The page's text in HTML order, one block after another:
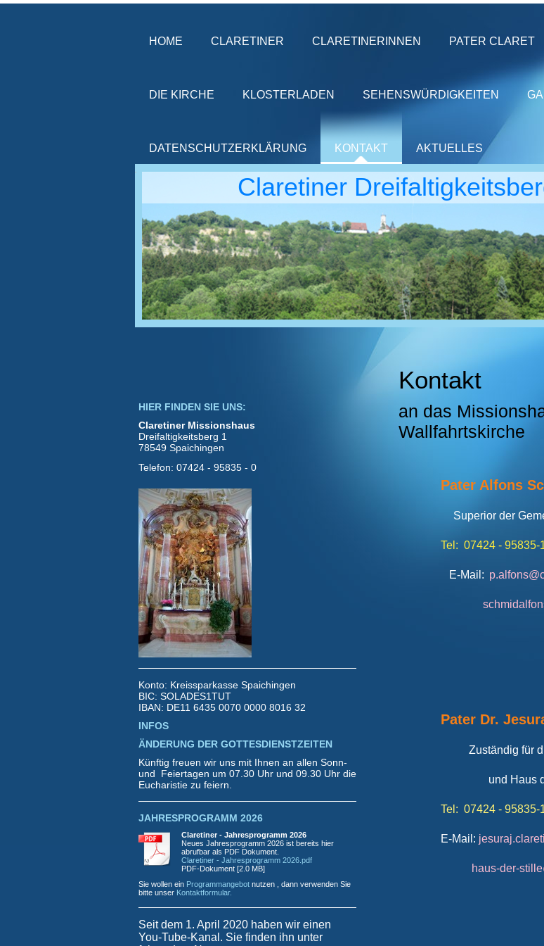
HOME CLARETINER CLARETINERINNEN PATER CLARET
DIE KIRCHE KLOSTERLADEN SEHENSWÜRDIGKEITEN
DATENSCHUTZERKLÄRUNG KONTAKT AKTUELLES
Claretiner
Kontakt
an das
Wallfahrtskirche
Pater Alfons
Superior der
Tel: 07424 - 95835-
E-Mail:
Pater Dr. Jesuraj
Zuständig für
und Haus der
Tel: 07424 - 95835-
E-Mail:
haus-der-
HIER FINDEN SIE UNS:
Claretiner Missionshaus
Dreifaltigkeitsberg 1
78549 Spaichingen
Telefon: 07424 - 95835 - 0
Konto: Kreissparkasse Spaichingen
BIC: SOLADES1TUT
IBAN: DE11 6435 0070 0000 8016 32
INFOS
ÄNDERUNG DER GOTTESDIENSTZEITEN
Künftig freuen wir uns mit Ihnen an allen Sonn-
und Feiertagen um 07.30 Uhr und 09.30 Uhr die
Eucharistie zu feiern.
JAHRESPROGRAMM 2026
Claretiner - Jahresprogramm 2026
Neues Jahresprogramm 2026 ist bereits hier
abrufbar als PDF Dokument.
Claretiner - Jahresprogramm 2026.pdf
PDF-Dokument [2.0 MB]
Sie wollen ein Programmangebot nutzen , dann verwenden Sie
bitte unser Kontaktformular.
Seit dem 1. April 2020 haben wir einen
You-Tube-Kanal. Sie finden ihn unter